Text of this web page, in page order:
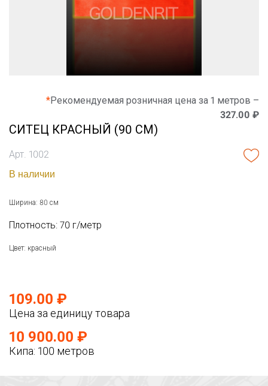
*Рекомендуемая розничная цена за 1 метров –
327.00 ₽
СИТЕЦ КРАСНЫЙ (90 СМ)
Арт. 1002
В наличии
Ширина: 80 см
Плотность: 70 г/метр
Цвет: красный
109.00 ₽
Цена за единицу товара
10 900.00 ₽
Кипа: 100 метров